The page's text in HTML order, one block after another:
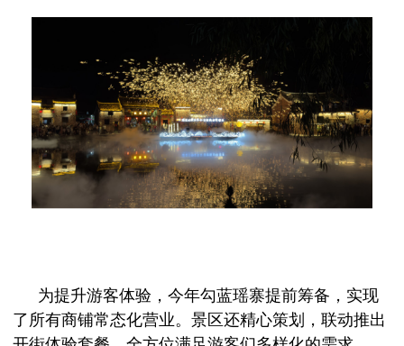
为提升游客体验，今年勾蓝瑶寨提前筹备，实现
了所有商铺常态化营业。景区还精心策划，联动推出